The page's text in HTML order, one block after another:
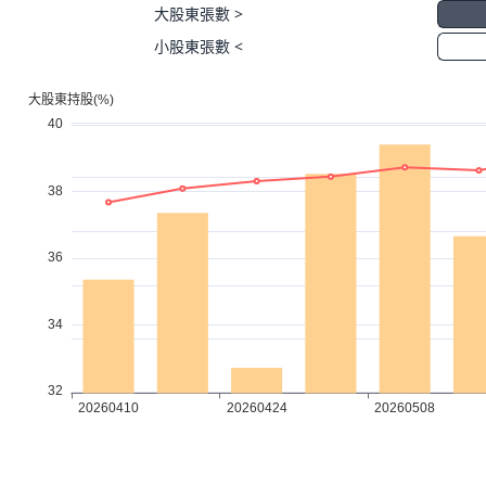
大股東張數 >
小股東張數 <